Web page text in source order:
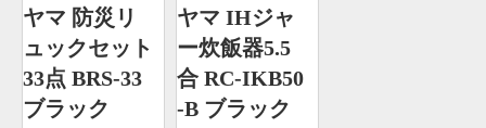
ヤマ 防災リ
ュックセット
33点 BRS-33
ブラック
ヤマ IHジャ
ー炊飯器5.5
合 RC-IKB50
-B ブラック